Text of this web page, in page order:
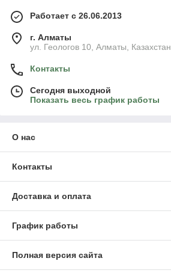
Работает с 26.06.2013
г. Алматы
ул. Геологов 10, Алматы, Казахстан
Контакты
Сегодня выходной
Показать весь график работы
О нас
Контакты
Доставка и оплата
График работы
Полная версия сайта